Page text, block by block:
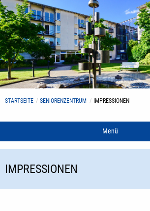
STARTSEITE SENIORENZENTRUM IMPRESSIONEN
Menü
IMPRESSIONEN